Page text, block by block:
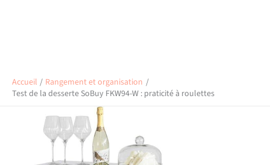
Accueil
Rangement et organisation
Test de la desserte SoBuy FKW94-W : praticité à roulettes